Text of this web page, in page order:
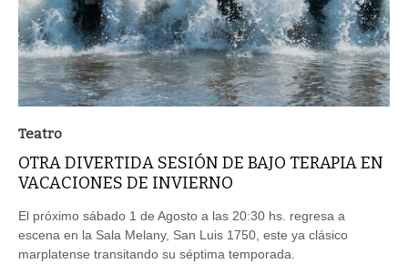
Teatro
OTRA DIVERTIDA SESIÓN DE BAJO TERAPIA EN
VACACIONES DE INVIERNO
El próximo sábado 1 de Agosto a las 20:30 hs. regresa a
escena en la Sala Melany, San Luis 1750, este ya clásico
marplatense transitando su séptima temporada.